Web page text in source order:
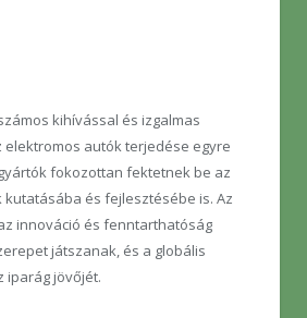
kihívással és izgalmas
elektromos autók terjedése egyre
fokozottan fektetnek be az
és fejlesztésébe is. Az
innováció és fenntarthatóság
játszanak, és a globális
iparág jövőjét.